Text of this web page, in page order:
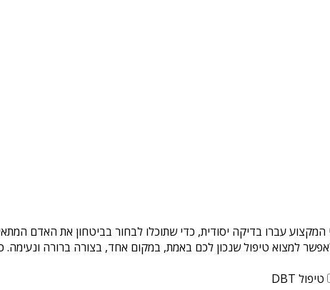
המקצוע עברו בדיקה יסודית, כדי שתוכלו לבחור בביטחון את האדם
למצוא טיפול שנכון לכם באמת, במקום אחד, בצורה ברורה ונעימה.
טיפול DBT